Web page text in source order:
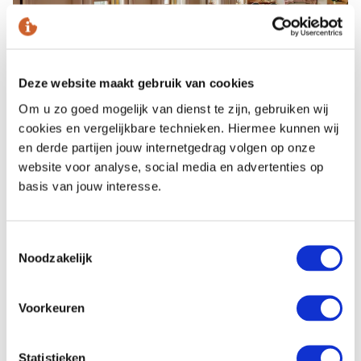
Deze website maakt gebruik van cookies
Om u zo goed mogelijk van dienst te zijn, gebruiken wij
cookies en vergelijkbare technieken. Hiermee kunnen wij
en derde partijen jouw internetgedrag volgen op onze
website voor analyse, social media en advertenties op
basis van jouw interesse.
Noodzakelijk
Voorkeuren
Statistieken
Das Bellevue Hotel am malerischen
Elbufer der Stadt Dresden ist der
Ihrer Veranstaltung das gewisse Etwas